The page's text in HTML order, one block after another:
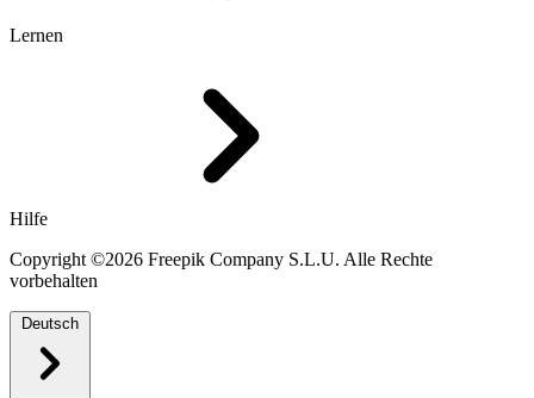
Lernen
Hilfe
Copyright ©2026 Freepik Company S.L.U. Alle Rechte
vorbehalten
Deutsch